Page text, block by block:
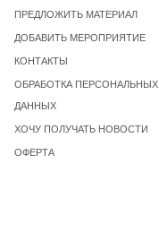
ПРЕДЛОЖИТЬ МАТЕРИАЛ
ДОБАВИТЬ МЕРОПРИЯТИЕ
КОНТАКТЫ
ОБРАБОТКА ПЕРСОНАЛЬНЫХ
ДАННЫХ
ХОЧУ ПОЛУЧАТЬ НОВОСТИ
ОФЕРТА